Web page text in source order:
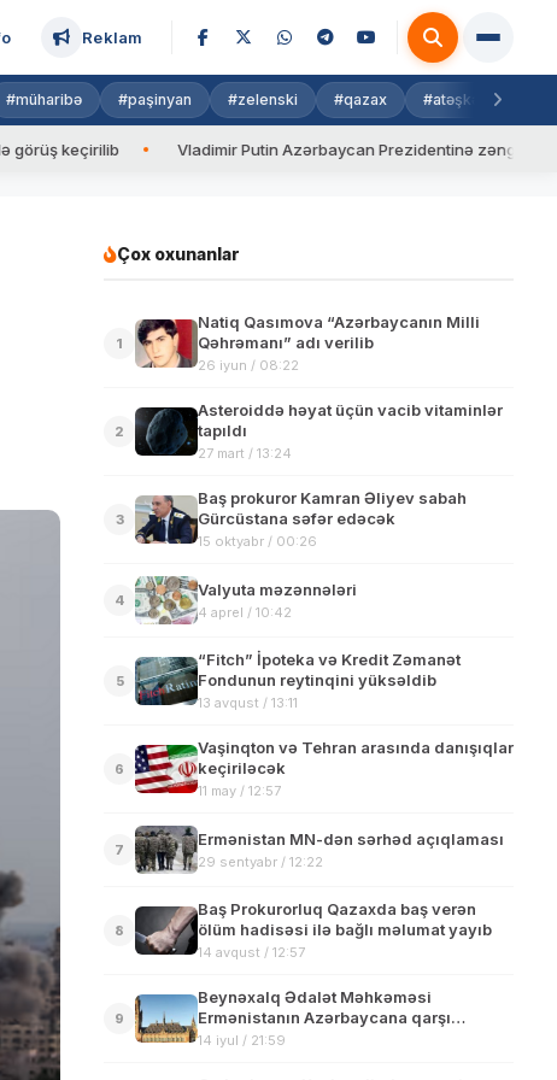
Reklam
#müharibə #paşinyan #zelenski #qazax #atəşkəs
Vladimir Putin Azərbaycan Prezidentinə zəng edib
Çox oxunanlar
1
Natiq Qasımova “Azərbaycanın Milli
Qəhrəmanı” adı verilib
26 iyun / 08:22
2
Asteroiddə həyat üçün vacib vitaminlər
tapıldı
27 mart / 13:24
3
Baş prokuror Kamran Əliyev sabah
Gürcüstana səfər edəcək
15 oktyabr / 00:26
4
Valyuta məzənnələri
4 aprel / 10:42
5
“Fitch” İpoteka və Kredit Zəmanət
Fondunun reytinqini yüksəldib
13 avqust / 13:11
6
Vaşinqton və Tehran arasında danışıqlar
keçiriləcək
11 may / 12:57
7
Ermənistan MN-dən sərhəd açıqlaması
29 sentyabr / 12:22
8
Baş Prokurorluq Qazaxda baş verən
ölüm hadisəsi ilə bağlı məlumat yayıb
14 avqust / 12:57
9
Beynəxalq Ədalət Məhkəməsi
Ermənistanın Azərbaycana qarşı
iddiasını rədd edib
14 iyul / 21:59